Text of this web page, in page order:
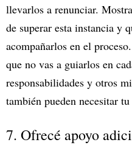
llevarlos a renunciar.
de superar esta instancia y
acompañarlos en el
que no vas a guiarlos en
responsabilidades y otros
también pueden necesitar tu
7. Ofrecé apoyo